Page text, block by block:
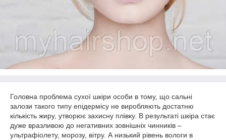
Головна проблема сухої шкіри особи в тому, що сальні
залози такого типу епідермісу не виробляють достатню
кількість жиру, утворює захисну плівку. В результаті шкіра стає
дуже вразливою до негативних зовнішніх чинників –
ультрафіолету, морозу, вітру. А низький рівень вологи в